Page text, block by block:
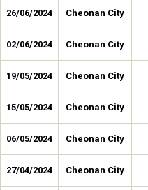
26/06/2024 Cheonan City
02/06/2024 Cheonan City
19/05/2024 Cheonan City
15/05/2024 Cheonan City
06/05/2024 Cheonan City
27/04/2024 Cheonan City